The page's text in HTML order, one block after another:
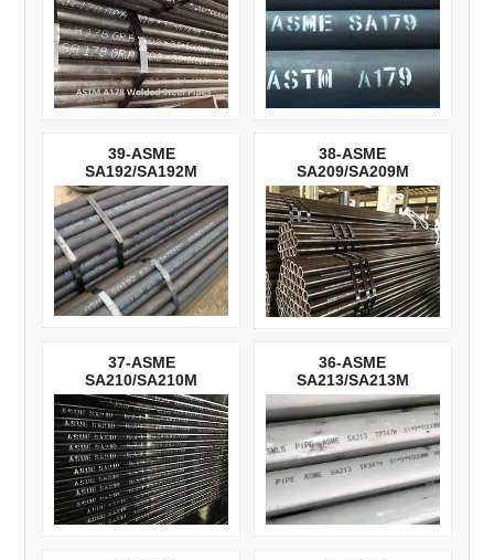
39-ASME
SA192/SA192M
38-ASME
SA209/SA209M
37-ASME
SA210/SA210M
36-ASME
SA213/SA213M